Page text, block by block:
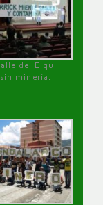
del Elqui
sin minería.